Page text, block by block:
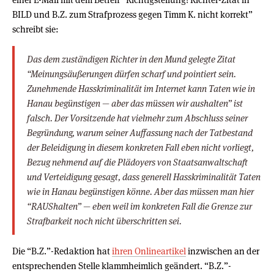
BILD und B.Z. zum Strafprozess gegen Timm K. nicht korrekt”
schreibt sie:
Das dem zuständigen Richter in den Mund gelegte Zitat
“Meinungsäußerungen dürfen scharf und pointiert sein.
Zunehmende Hasskriminalität im Internet kann Taten wie in
Hanau begünstigen — aber das müssen wir aushalten” ist
falsch. Der Vorsitzende hat vielmehr zum Abschluss seiner
Begründung, warum seiner Auffassung nach der Tatbestand
der Beleidigung in diesem konkreten Fall eben nicht vorliegt,
Bezug nehmend auf die Plädoyers von Staatsanwaltschaft
und Verteidigung gesagt, dass generell Hasskriminalität Taten
wie in Hanau begünstigen könne. Aber das müssen man hier
“RAUShalten” — eben weil im konkreten Fall die Grenze zur
Strafbarkeit noch nicht überschritten sei.
Die “B.Z.”-Redaktion hatihren Onlineartikelinzwischen an der
entsprechenden Stelle klammheimlich geändert. “B.Z.”-